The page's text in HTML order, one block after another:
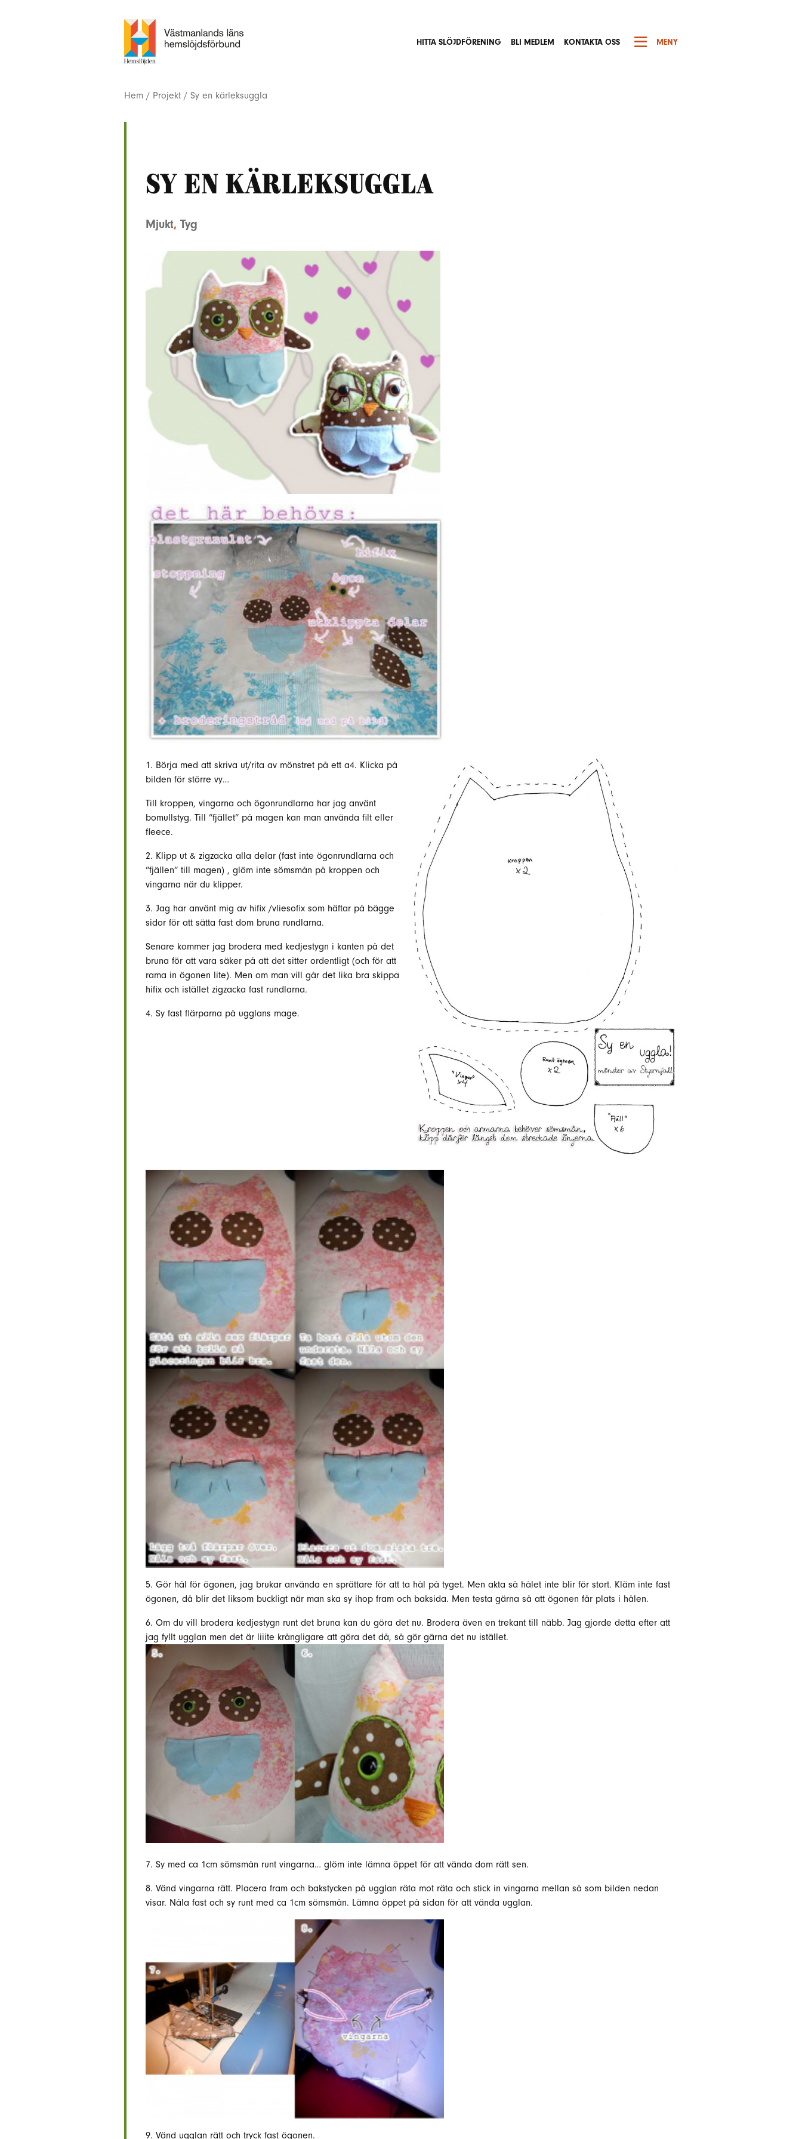
HITTA SLÖJDFÖRENING BLI MEDLEM KONTAKTA OSS MENY
Hem / Projekt / Sy en kärleksuggla
Sy en kärleksuggla
Mjukt, Tyg
1. Börja med att skriva ut/rita av mönstret på ett a4. Klicka på
bilden för större vy…
Till kroppen, vingarna och ögonrundlarna har jag använt
bomullstyg. Till ”fjället” på magen kan man använda filt eller
fleece.
2. Klipp ut & zigzacka alla delar (fast inte ögonrundlarna och
”fjällen” till magen) , glöm inte sömsmån på kroppen och
vingarna när du klipper.
3. Jag har använt mig av hifix /vliesofix som häftar på bägge
sidor för att sätta fast dom bruna rundlarna.
Senare kommer jag brodera med kedjestygn i kanten på det
bruna för att vara säker på att det sitter ordentligt (och för att
rama in ögonen lite). Men om man vill går det lika bra skippa
hifix och istället zigzacka fast rundlarna.
4. Sy fast flärparna på ugglans mage.
5. Gör hål för ögonen, jag brukar använda en sprättare för att ta hål på tyget. Men akta så hålet inte blir för stort. Kläm inte fast
ögonen, då blir det liksom buckligt när man ska sy ihop fram och baksida. Men testa gärna så att ögonen får plats i hålen.
6. Om du vill brodera kedjestygn runt det bruna kan du göra det nu. Brodera även en trekant till näbb. Jag gjorde detta efter att
jag fyllt ugglan men det är liiite krångligare att göra det då, så gör gärna det nu istället.
7. Sy med ca 1cm sömsmån runt vingarna… glöm inte lämna öppet för att vända dom rätt sen.
8. Vänd vingarna rätt. Placera fram och bakstycken på ugglan räta mot räta och stick in vingarna mellan så som bilden nedan
visar. Nåla fast och sy runt med ca 1cm sömsmån. Lämna öppet på sidan för att vända ugglan.
9. Vänd ugglan rätt och tryck fast ögonen.